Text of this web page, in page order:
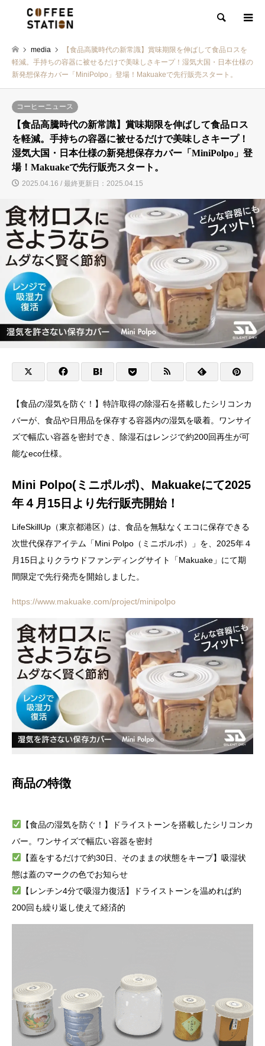
検索
media
【食品高騰時代の新常識】賞味期限を伸ばして食品ロスを
軽減。手持ちの容器に被せるだけで美味しさキープ！湿気大国・日本仕様の
新発想保存カバー「MiniPolpo」登場！Makuakeで先行販売スタート。
コーヒーニュース
【食品高騰時代の新常識】賞味期限を伸ばして食品ロス
を軽減。手持ちの容器に被せるだけで美味しさキープ！
湿気大国・日本仕様の新発想保存カバー「MiniPolpo」登
場！Makuakeで先行販売スタート。
2025.04.16 / 最終更新日：2025.04.15
【食品の湿気を防ぐ！】特許取得の除湿石を搭載したシリコンカ
バーが、食品や日用品を保存する容器内の湿気を吸着。ワンサイ
ズで幅広い容器を密封でき、除湿石はレンジで約200回再生が可
能なeco仕様。
Mini Polpo(ミニポルポ)、Makuakeにて2025
年４月15日より先行販売開始！
LifeSkillUp（東京都港区）は、食品を無駄なくエコに保存できる
次世代保存アイテム「Mini Polpo（ミニポルポ）」を、2025年４
月15日よりクラウドファンディングサイト「Makuake」にて期
間限定で先行発売を開始しました。
https://www.makuake.com/project/minipolpo
商品の特徴
【食品の湿気を防ぐ！】ドライストーンを搭載したシリコンカ
バー。ワンサイズで幅広い容器を密封
【蓋をするだけで約30日、そのままの状態をキープ】吸湿状
態は蓋のマークの色でお知らせ
【レンチン4分で吸湿力復活】ドライストーンを温めれば約
200回も繰り返し使えて経済的